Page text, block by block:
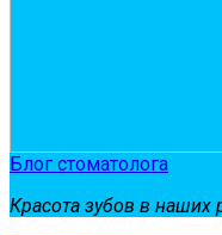
Блог стоматолога
Красота зубов в наших